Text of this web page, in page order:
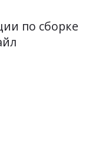
по сборке